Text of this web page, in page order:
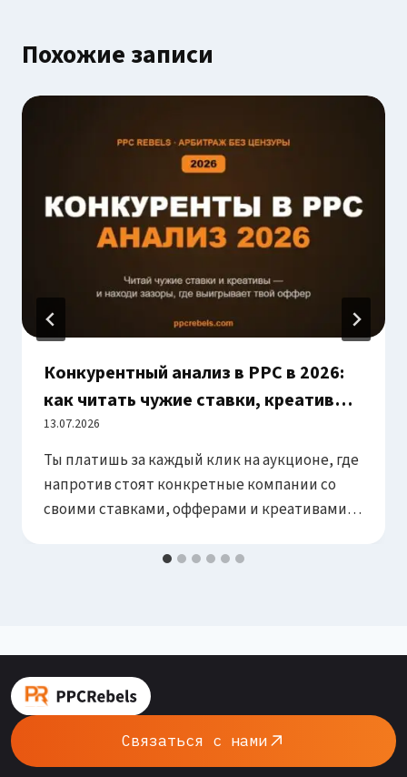
Похожие записи
Конкурентный анализ в PPC в 2026:
как читать чужие ставки, креативы и
офферы — и находить зазоры
13.07.2026
Ты платишь за каждый клик на аукционе, где
напротив стоят конкретные компании со
своими ставками, офферами и креативами.
глядя на стол. Конкурентный анализ в PPC —
где оставил зазоры,…
Связаться с нами